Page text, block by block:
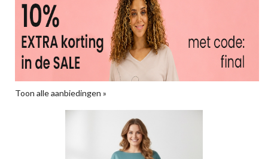
Toon alle aanbiedingen »